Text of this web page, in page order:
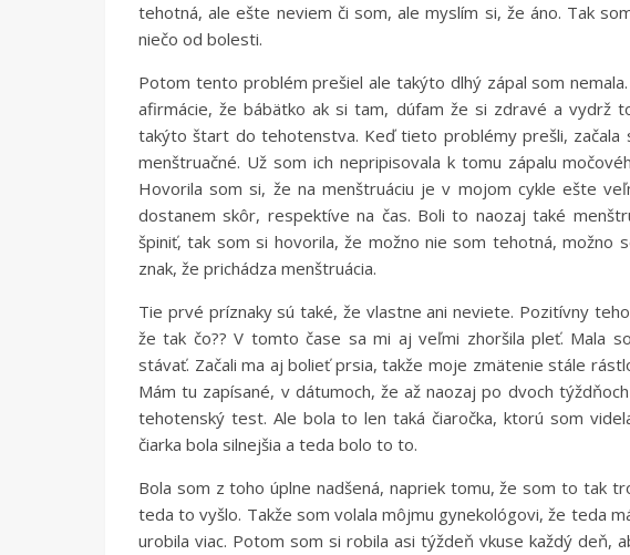
tehotná, ale ešte neviem či som, ale myslím si, že áno. Tak
niečo od bolesti.
Potom tento problém prešiel ale takýto dlhý zápal som
afirmácie, že bábätko ak si tam, dúfam že si zdravé a vydrž
takýto štart do tehotenstva. Keď tieto problémy prešli,
menštruačné. Už som ich nepripisovala k tomu zápalu
Hovorila som si, že na menštruáciu je v mojom cykle ešte
dostanem skôr, respektíve na čas. Boli to naozaj také
špiniť, tak som si hovorila, že možno nie som tehotná,
znak, že prichádza menštruácia.
Tie prvé príznaky sú také, že vlastne ani neviete. Pozitívny
že tak čo?? V tomto čase sa mi aj veľmi zhoršila pleť. Mala
stávať. Začali ma aj bolieť prsia, takže moje zmätenie stále
Mám tu zapísané, v dátumoch, že až naozaj po dvoch
tehotenský test. Ale bola to len taká čiaročka, ktorú som
čiarka bola silnejšia a teda bolo to to.
Bola som z toho úplne nadšená, napriek tomu, že som to tak
teda to vyšlo. Takže som volala môjmu gynekológovi, že teda
urobila viac. Potom som si robila asi týždeň vkuse každý deň,